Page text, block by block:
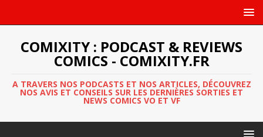
COMIXITY : PODCAST & REVIEWS
COMICS - COMIXITY.FR
A TRAVERS NOS PODCASTS ET NOS ARTICLES, DÉCOUVREZ
NOS AVIS ET CONSEILS SUR LES DERNIÈRES SORTIES ET
NEWS COMICS VO ET VF